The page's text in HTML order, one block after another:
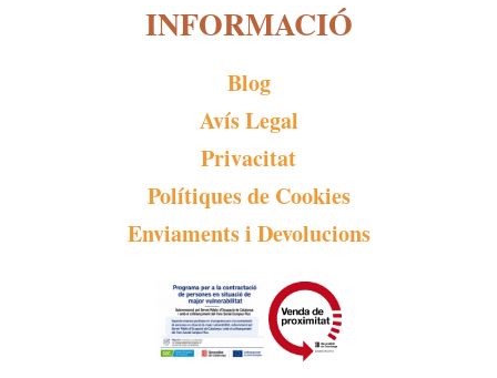
INFORMACIÓ
Blog
Avís Legal
Privacitat
Polítiques de Cookies
Enviaments i Devolucions